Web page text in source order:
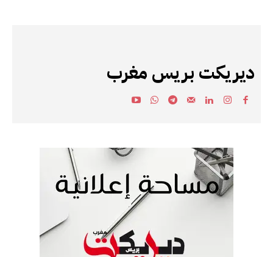
ديريكت بريس مغرب